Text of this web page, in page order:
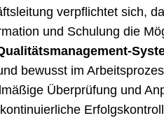
verpflichtet sich,
und Schulung die
bewusst im
Überprüfung und
kontinuierliche